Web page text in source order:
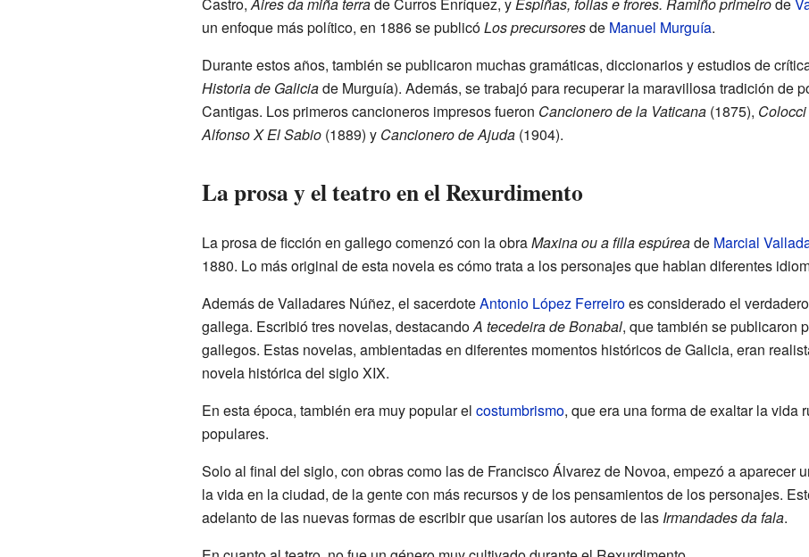
un enfoque más político, en 1886 se publicóLos precursoresde Manuel Murguía.
Durante estos años, también se publicaron muchas gramáticas, diccionarios y estudios de
Historia de Galiciade Murguía). Además, se trabajó para recuperar la maravillosa tradición de
Cantigas. Los primeros cancioneros impresos fueron Cancionero de la Vaticana(1875),
Alfonso X El Sabio(1889) y Cancionero de Ajuda(1904).
La prosa y el teatro en el Rexurdimento
La prosa de ficción en gallego comenzó con la obraMaxina ou a filla espúreade Marcial
1880. Lo más original de esta novela es cómo trata a los personajes que hablan diferentes
Además de Valladares Núñez, el sacerdoteAntonio López Ferreiroes considerado el
gallega. Escribió tres novelas, destacandoA tecedeira de Bonabal, que también se publicaron
gallegos. Estas novelas, ambientadas en diferentes momentos históricos de Galicia, eran
novela histórica del siglo XIX.
En esta época, también era muy popular el costumbrismo, que era una forma de exaltar la vida
populares.
Solo al final del siglo, con obras como las de Francisco Álvarez de Novoa, empezó a aparecer
la vida en la ciudad, de la gente con más recursos y de los pensamientos de los personajes.
adelanto de las nuevas formas de escribir que usarían los autores de las Irmandades da fala.